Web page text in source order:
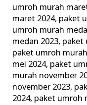
umroh murah
maret 2024, paket
umroh murah
medan 2023, paket
paket umroh
mei 2024, paket
murah november
november 2023,
2024, paket umroh